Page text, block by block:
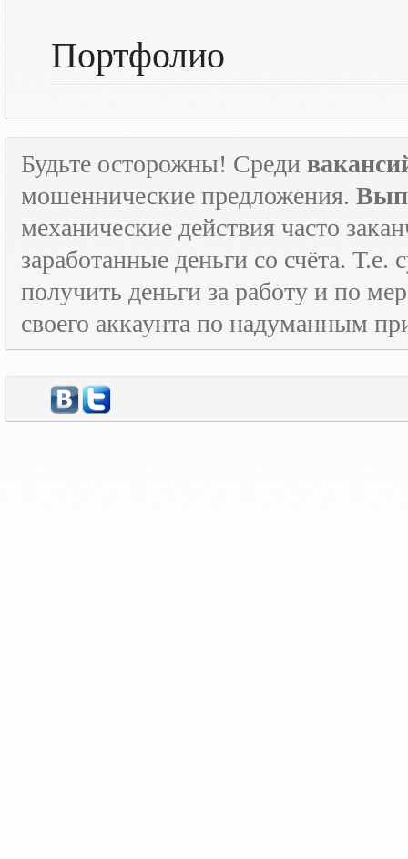
Портфолио
Будьте осторожны! Среди
мошеннические предложения.
механические действия часто
заработанные деньги со счёта.
получить деньги за работу и по
своего аккаунта по надуманным